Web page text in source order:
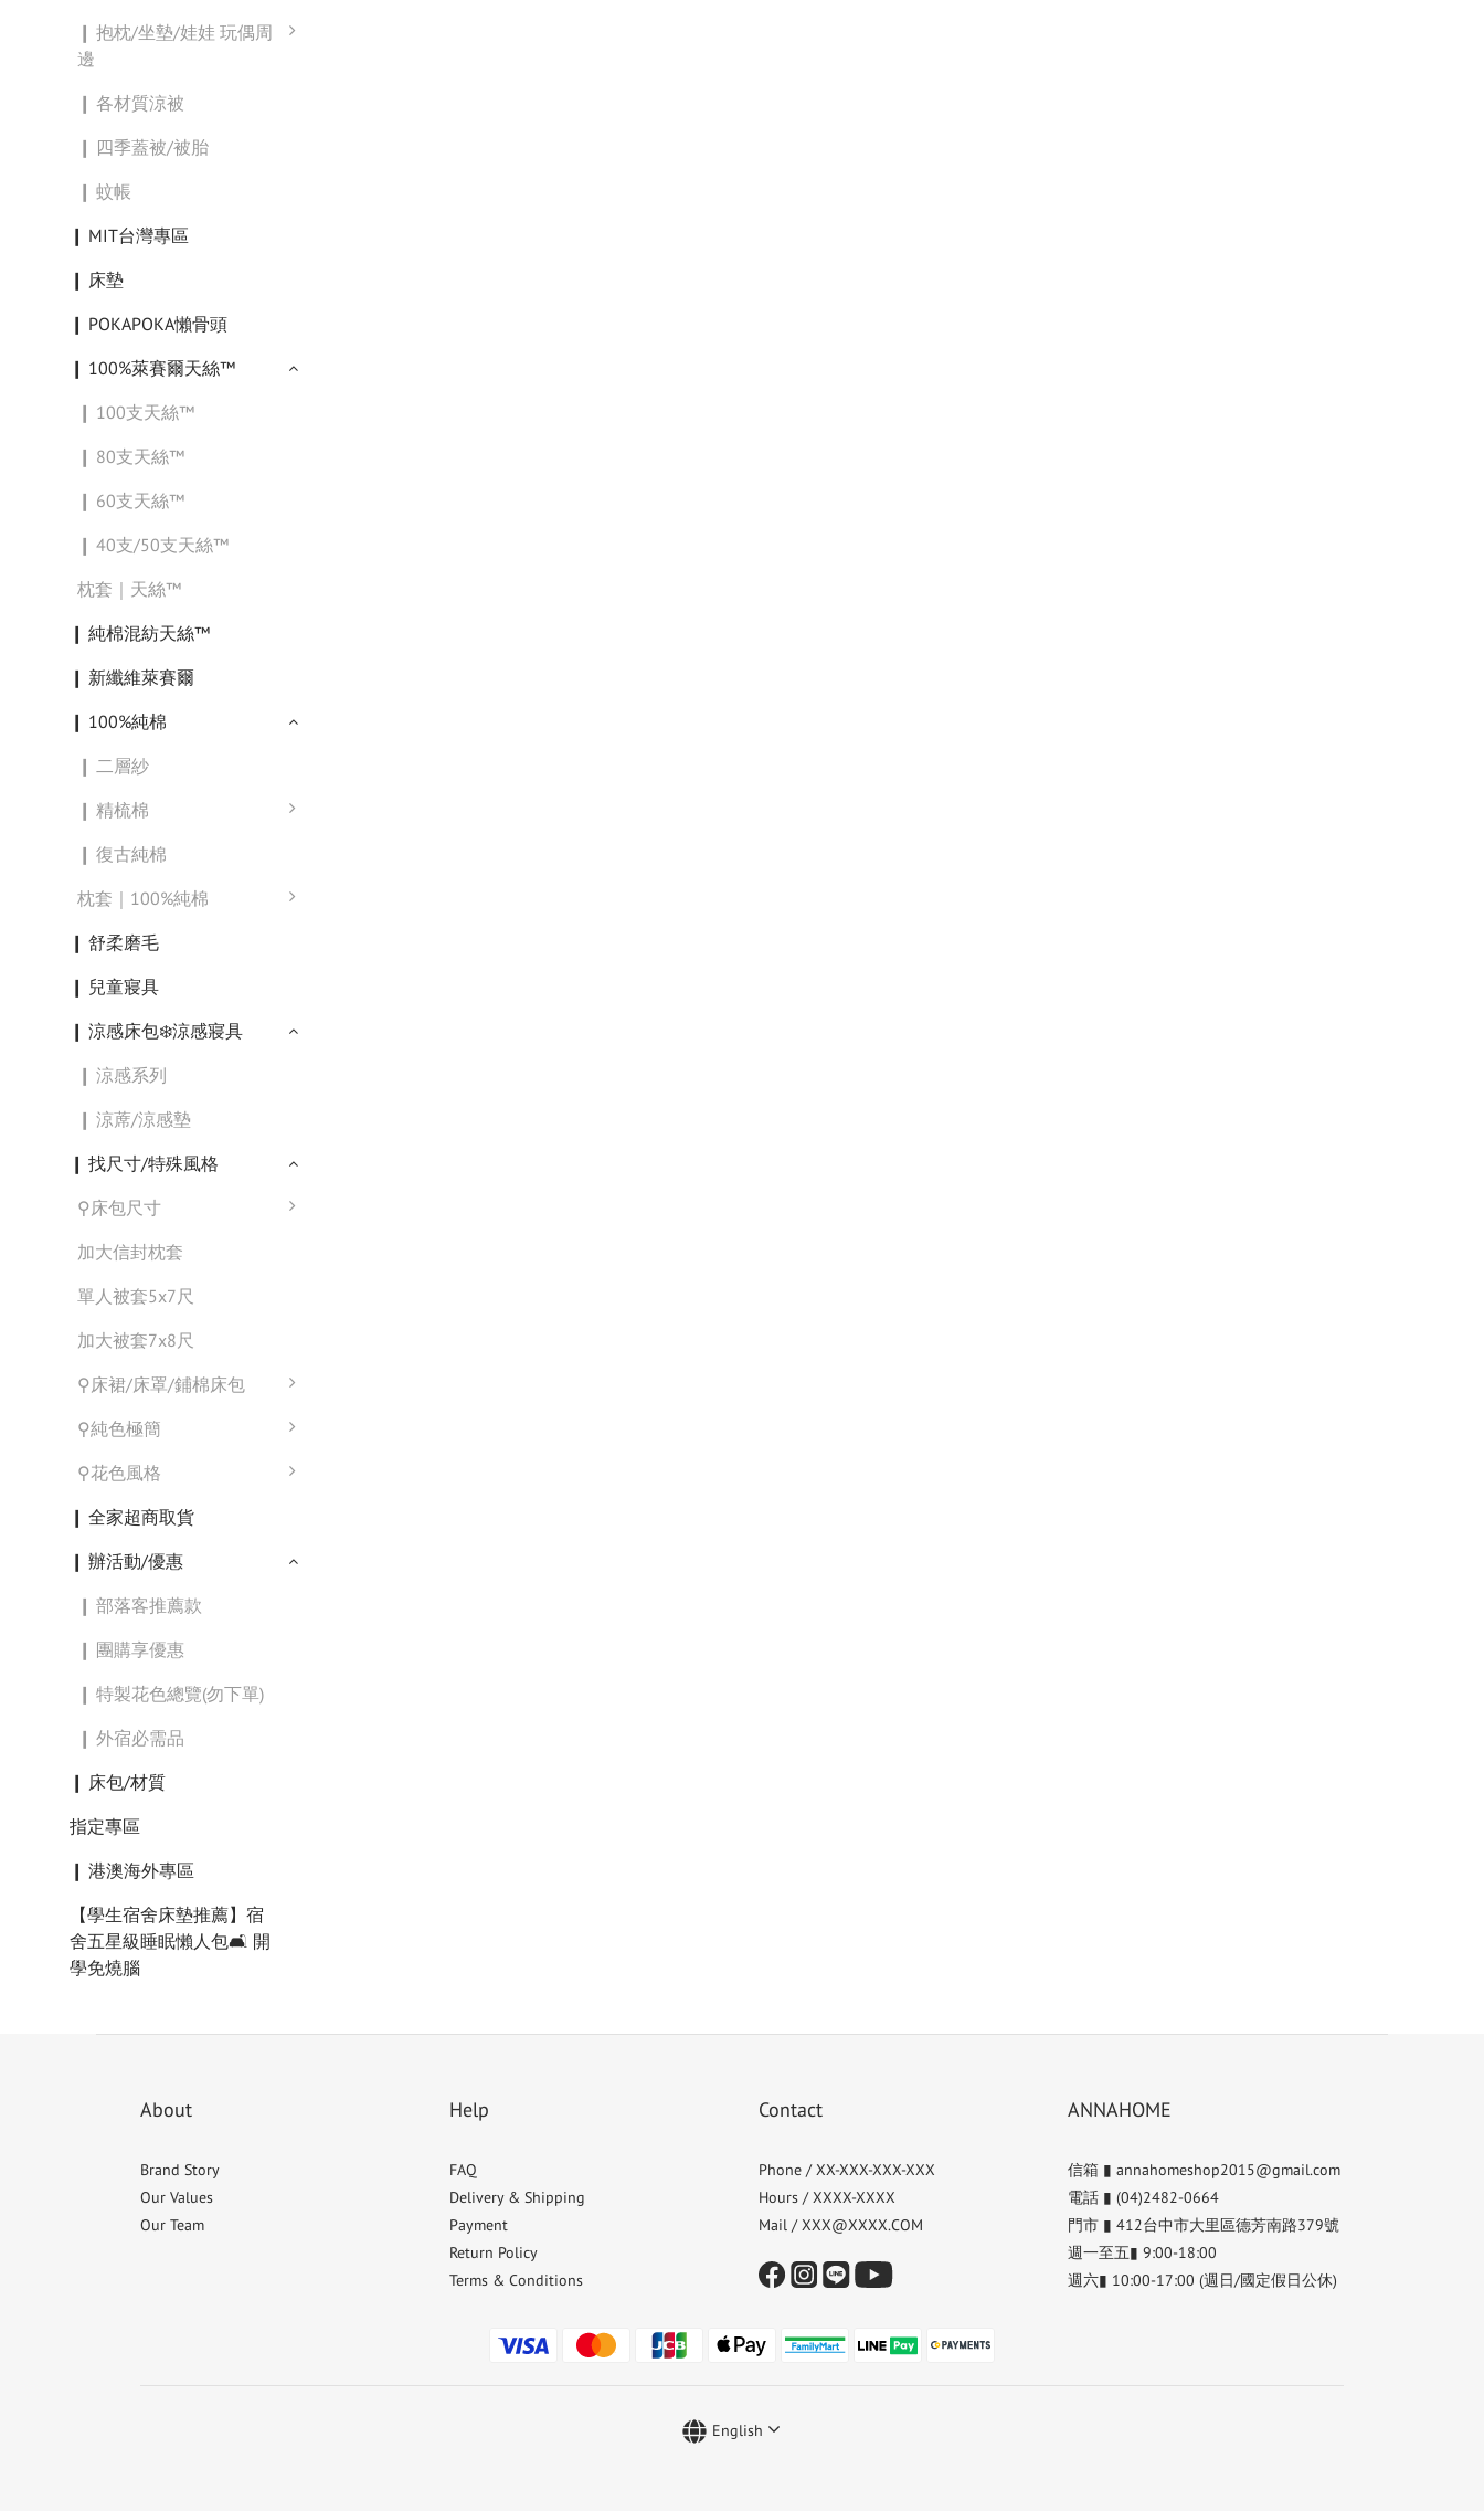
❙ 抱枕/坐墊/娃娃 玩偶周
邊
❙ 各材質涼被
❙ 四季蓋被/被胎
❙ 蚊帳
❙ MIT台灣專區
❙ 床墊
❙ POKAPOKA懶骨頭
❙ 100%萊賽爾天絲™
❙ 100支天絲™
❙ 80支天絲™
❙ 60支天絲™
❙ 40支/50支天絲™
枕套｜天絲™
❙ 純棉混紡天絲™
❙ 新纖維萊賽爾
❙ 100%純棉
❙ 二層紗
❙ 精梳棉
❙ 復古純棉
枕套｜100%純棉
❙ 舒柔磨毛
❙ 兒童寢具
❙ 涼感床包❄️涼感寢具
❙ 涼感系列
❙ 涼蓆/涼感墊
❙ 找尺寸/特殊風格
⚲床包尺寸
加大信封枕套
單人被套5x7尺
加大被套7x8尺
⚲床裙/床罩/鋪棉床包
⚲純色極簡
⚲花色風格
❙ 全家超商取貨
❙ 辦活動/優惠
❙ 部落客推薦款
❙ 團購享優惠
❙ 特製花色總覽(勿下單)
❙ 外宿必需品
❙ 床包/材質
指定專區
❙ 港澳海外專區
【學生宿舍床墊推薦】宿
舍五星級睡眠懶人包🛋️ 開
學免燒腦
About
Brand Story
Our Values
Our Team
Help
FAQ
Delivery & Shipping
Payment
Return Policy
Terms & Conditions
Contact
Phone / XX-XXX-XXX-XXX
Hours / XXXX-XXXX
Mail / XXX@XXXX.COM
ANNAHOME
信箱 ▮ annahomeshop2015@gmail.com
電話 ▮ (04)2482-0664
門市 ▮ 412台中市大里區德芳南路379號
週一至五▮ 9:00-18:00
週六▮ 10:00-17:00 (週日/國定假日公休)
English